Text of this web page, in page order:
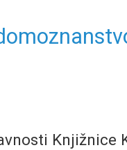
Knjižnice